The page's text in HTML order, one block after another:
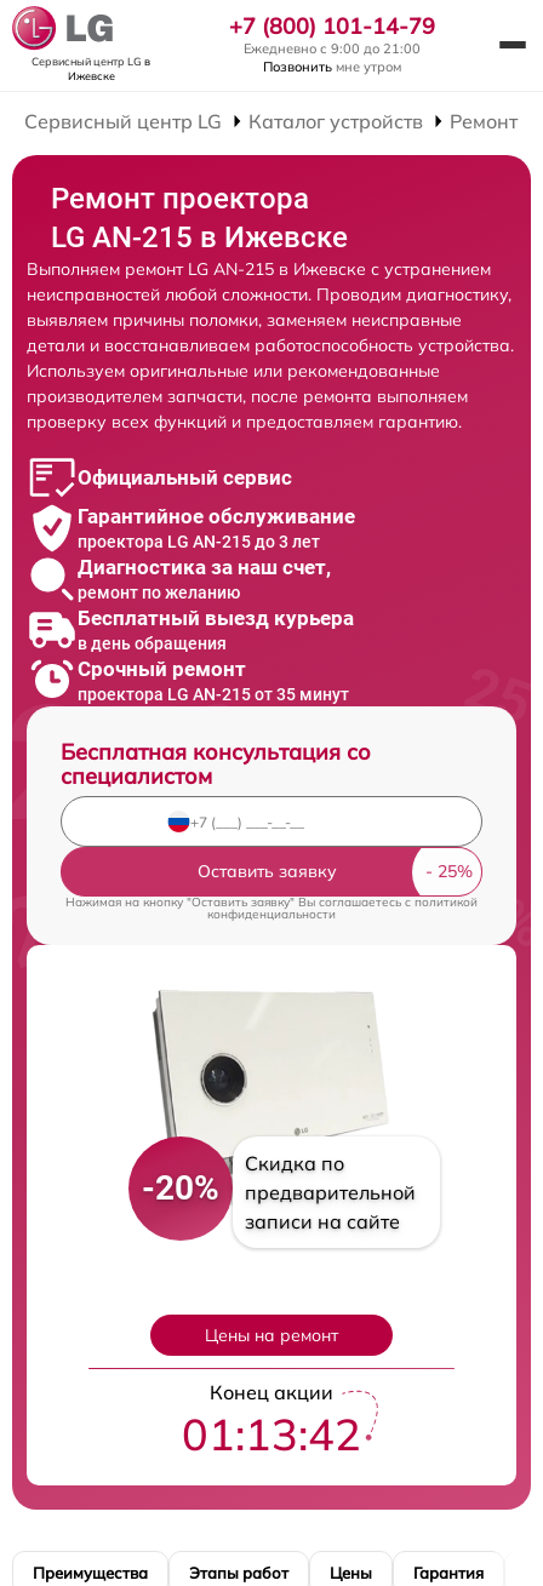
Сервисный центр LG в
Ижевске
+7 (800) 101-14-79
Ежедневно с 9:00 до 21:00
Позвонить мне утром
Сервисный центр LG Каталог устройств Ремонт
Ремонт проектора
LG AN-215 в Ижевске
Выполняем ремонт LG AN-215 в Ижевске с устранением
неисправностей любой сложности. Проводим диагностику,
выявляем причины поломки, заменяем неисправные
детали и восстанавливаем работоспособность устройства.
Используем оригинальные или рекомендованные
производителем запчасти, после ремонта выполняем
проверку всех функций и предоставляем гарантию.
Официальный сервис
Гарантийное обслуживание
проектора LG AN-215 до 3 лет
Диагностика за наш счет,
ремонт по желанию
Бесплатный выезд курьера
в день обращения
Срочный ремонт
проектора LG AN-215 от 35 минут
Бесплатная консультация со
специалистом
Оставить заявку
Нажимая на кнопку "Оставить заявку" Вы соглашаетесь cполитикой
конфиденциальности
-20%
Скидка по
предварительной
записи на сайте
Цены на ремонт
Конец акции
01:13:41
Преимущества Этапы работ Цены Гарантия